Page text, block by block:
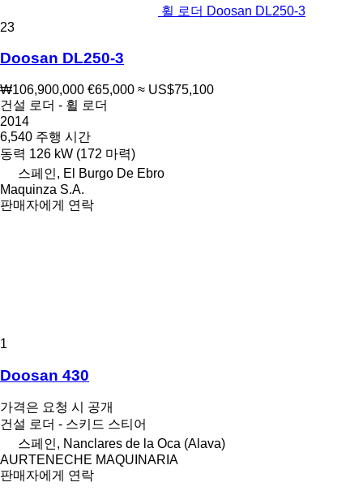
휠 로더 Doosan DL250-3
23
Doosan DL250-3
₩106,900,000 €65,000 ≈ US$75,100
건설 로더 - 휠 로더
2014
6,540 주행 시간
동력 126 kW (172 마력)
스페인, El Burgo De Ebro
Maquinza S.A.
판매자에게 연락
1
Doosan 430
가격은 요청 시 공개
건설 로더 - 스키드 스티어
스페인, Nanclares de la Oca (Alava)
AURTENECHE MAQUINARIA
판매자에게 연락